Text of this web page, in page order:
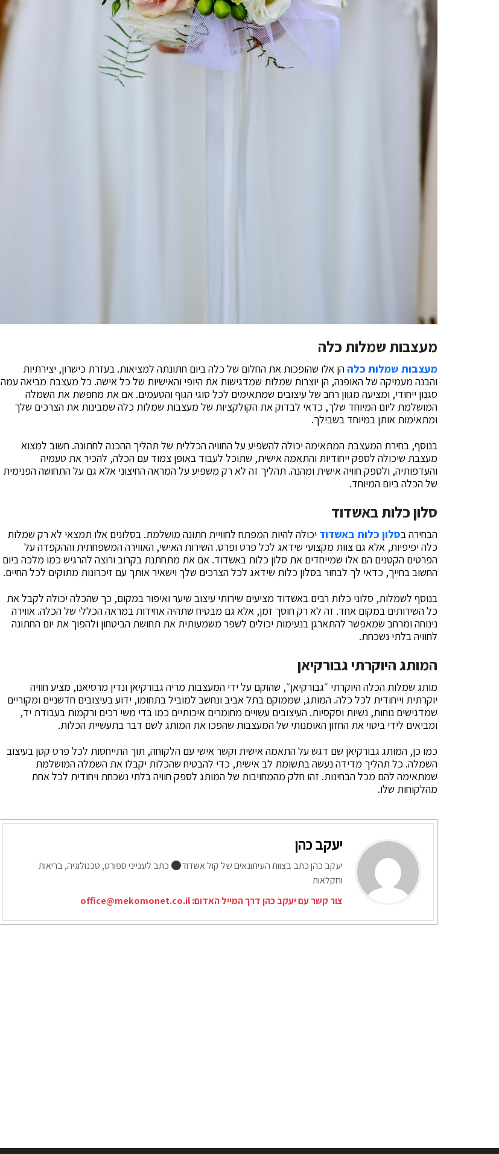
מעצבות שמלות כלה
מעצבות שמלות כלה הן אלו שהופכות את החלום של כלה ביום חתונתה למציאות. בעזרת כישרון, יצירתיות
והבנה מעמיקה של האופנה, הן יוצרות שמלות שמדגישות את היופי והאישיות של כל אישה. כל מעצבת מביאה עמה
סגנון ייחודי, ומציעה מגוון רחב של עיצובים שמתאימים לכל סוגי הגוף והטעמים. אם את מחפשת את השמלה
המושלמת ליום המיוחד שלך, כדאי לבדוק את הקולקציות של מעצבות שמלות כלהשמבינות את הצרכים שלך
ומתאימות אותן במיוחד בשבילך.
בנוסף, בחירת המעצבת המתאימה יכולה להשפיע על החוויה הכללית של תהליך ההכנה לחתונה. חשוב למצוא
מעצבת שיכולה לספק ייחודיות והתאמה אישית, שתוכל לעבוד באופן צמוד עם הכלה, להכיר את טעמיה
והעדפותיה, ולספק חוויה אישית ומהנה. תהליך זה לא רק משפיע על המראה החיצוני אלא גם על התחושה הפנימית
של הכלה ביום המיוחד.
סלון כלות באשדוד
הבחירה בסלון כלות באשדוד יכולה להיות המפתח לחוויית חתונה מושלמת. בסלונים אלו תמצאי לא רק שמלות
כלה יפיפיות, אלא גם צוות מקצועי שידאג לכל פרט ופרט. השירות האישי, האווירה המשפחתית וההקפדה על
הפרטים הקטנים הם אלו שמייחדים את סלון כלות באשדוד. אם את מתחתנת בקרוב ורוצה להרגיש כמו מלכה ביום
החשוב בחייך, כדאי לך לבחור בסלון כלות שידאג לכל הצרכים שלך וישאיר אותך עם זיכרונות מתוקים לכל החיים.
בנוסף לשמלות, סלוני כלות רבים באשדוד מציעים שירותי עיצוב שיער ואיפור במקום, כך שהכלה יכולה לקבל את
כל השירותים במקום אחד. זה לא רק חוסך זמן, אלא גם מבטיח שתהיה אחידות במראה הכללי של הכלה. אווירה
נינוחה ומרחב שמאפשר להתארגן בנעימות יכולים לשפר משמעותית את תחושת הביטחון ולהפוך את יום החתונה
לחוויה בלתי נשכחת.
המותג היוקרתי גבורקיאן
מותג שמלות הכלה היוקרתי ״גבורקיאן״, שהוקם על ידי המעצבות מריה גבורקיאן ונדין מרסיאנו, מציע חוויה
יוקרתית וייחודית לכל כלה. המותג, שממוקם בתל אביב ונחשב למוביל בתחומו, ידוע בעיצובים חדשניים ומקוריים
שמדגישים נוחות, נשיות וסקסיות. העיצובים עשויים מחומרים איכותיים כמו בדי משי רכים ורקמות בעבודת יד,
ומביאים לידי ביטוי את החזון האומנותי של המעצבות שהפכו את המותג לשם דבר בתעשיית הכלות.
כמו כן, המותג גבורקיאן שם דגש על התאמה אישית וקשר אישי עם הלקוחה, תוך התייחסות לכל פרט קטן בעיצוב
השמלה. כל תהליך מדידה נעשה בתשומת לב אישית, כדי להבטיח שהכלות יקבלו את השמלה המושלמת
שמתאימה להם מכל הבחינות. זהו חלק מהמחויבות של המותג לספק חוויה בלתי נשכחת ויחודית לכל אחת
מהלקוחות שלו.
יעקב כהן
יעקב כהן כתב בצוות העיתונאים של קול אשדוד
כתב לענייני ספורט, טכנולוגיה, בריאות
וחקלאות
צור קשר עם יעקב כהן דרך המייל האדום:office@mekomonet.co.il